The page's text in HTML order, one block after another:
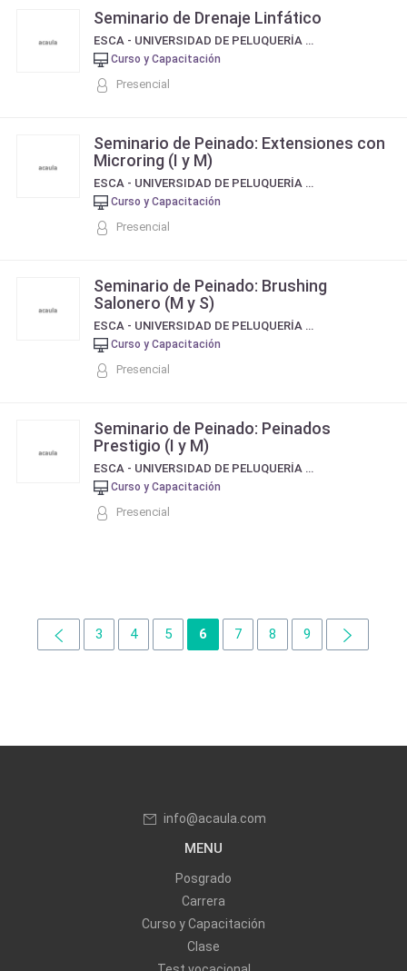
Seminario de Drenaje Linfático
ESCA - UNIVERSIDAD DE PELUQUERÍA Y ESTÉTICA
Curso y Capacitación
Presencial
Seminario de Peinado: Extensiones con
Microring (I y M)
ESCA - UNIVERSIDAD DE PELUQUERÍA Y ESTÉTICA
Curso y Capacitación
Presencial
Seminario de Peinado: Brushing
Salonero (M y S)
ESCA - UNIVERSIDAD DE PELUQUERÍA Y ESTÉTICA
Curso y Capacitación
Presencial
Seminario de Peinado: Peinados
Prestigio (I y M)
ESCA - UNIVERSIDAD DE PELUQUERÍA Y ESTÉTICA
Curso y Capacitación
Presencial
3 4 5 6 7 8 9
info@acaula.com
MENU
Posgrado
Carrera
Curso y Capacitación
Clase